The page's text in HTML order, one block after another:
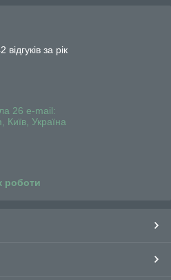
за рік
26 e-mail:
Україна
роботи